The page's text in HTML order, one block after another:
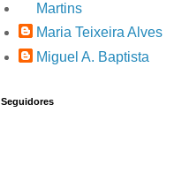
Martins
Maria Teixeira Alves
Miguel A. Baptista
Seguidores